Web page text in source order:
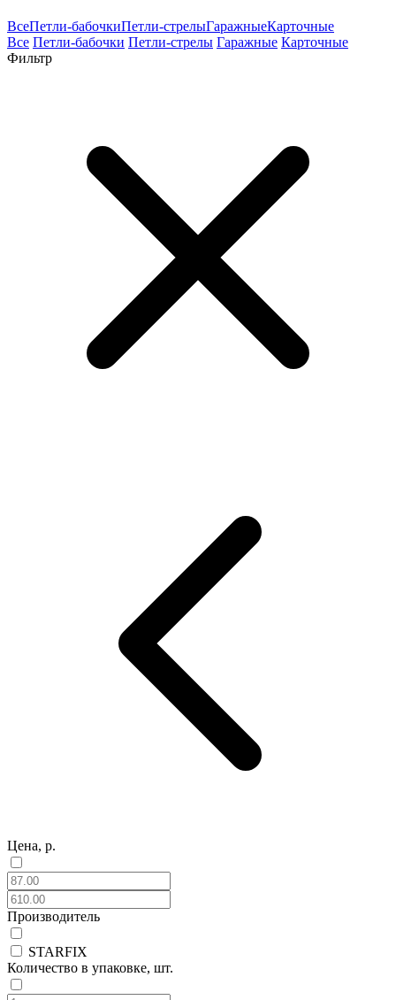
ВсеПетли-бабочкиПетли-стрелыГаражныеКарточные
Все Петли-бабочки Петли-стрелы Гаражные Карточные
Фильтр
Цена, р.
Производитель
STARFIX
Количество в упаковке, шт.